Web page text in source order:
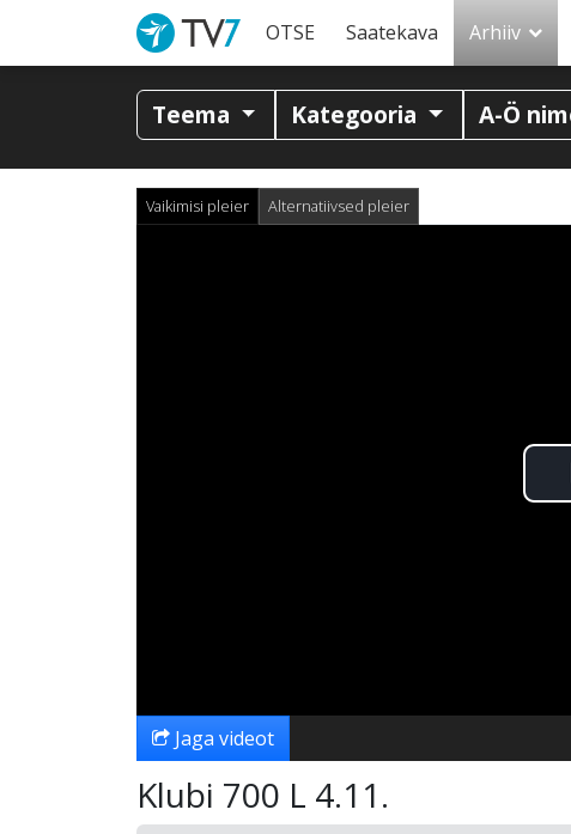
OTSE Saatekava Arhiiv
Teema Kategooria A-Ö
Vaikimisi pleier Alternatiivsed pleier
Jaga videot
Klubi 700 L 4.11.